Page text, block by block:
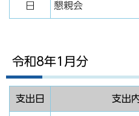
日
懇親会
令和8年1月分
支出日 支出